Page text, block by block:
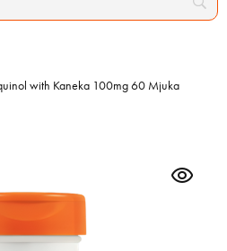
with Kaneka 100mg 60 Mjuka